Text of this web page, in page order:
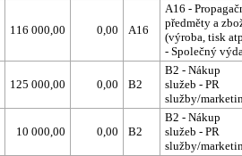
116 000,00 0,00 A16
A16 -
předměty a
(výroba, tisk
- Společný
125 000,00 0,00 B2
B2 - Nákup
služeb - PR
služby/
10 000,00 0,00 B2
B2 - Nákup
služeb - PR
služby/